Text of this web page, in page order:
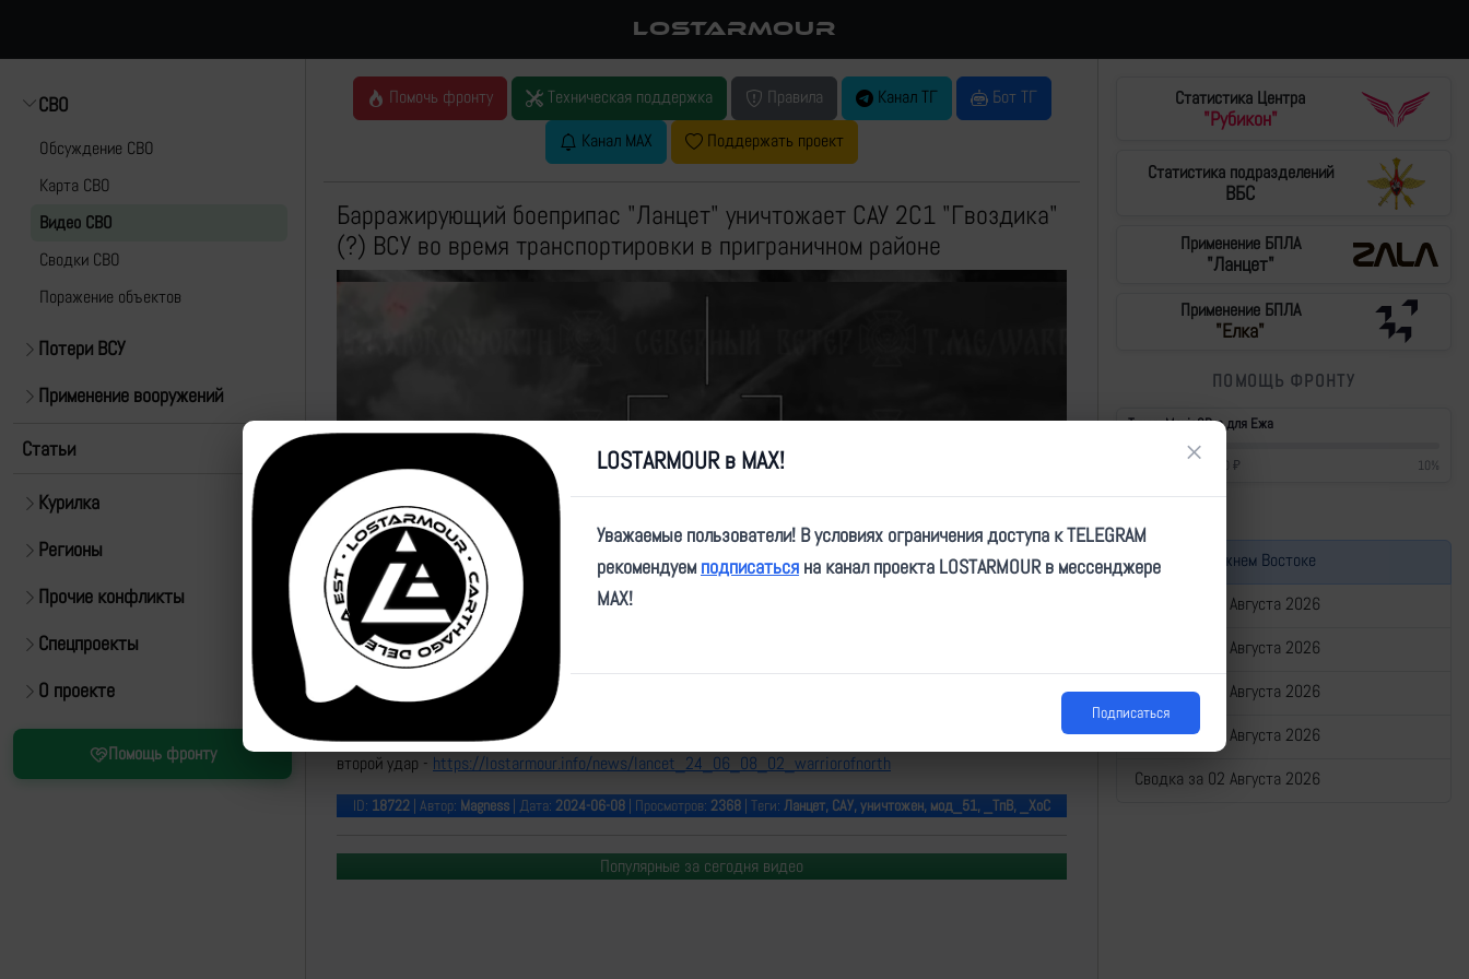
LOSTARMOUR
СВО
Обсуждение СВО
Карта СВО
Видео СВО
Cводки СВО
Поражение объектов
Потери ВСУ
Применение вооружений
Статьи
Курилка
Регионы
Прочие конфликты
Спецпроекты
О проекте
Помощь фронту
Помочь фронту Техническая поддержка Правила Канал ТГ
Бот ТГ
Канал MAX
Поддержать проект
Барражирующий боеприпас "Ланцет" уничтожает САУ 2С1 "Гвоздика"
(?) ВСУ во время транспортировки в приграничном районе
Play
Video
https://t.me/warriorofnorth/837Ф
второй удар - https://lostarmour.info/news/lancet_24_06_08_02_warriorofnorth
ID: 18722 | Автор: Magness | Дата: 2024-06-08 | Просмотров: 2368 | Теги: Ланцет, САУ, уничтожен, мод_51, _ТпВ, _ХоС
Популярные за сегодня видео
Статистика Центра
"Рубикон"
Статистика подразделений
ВБС
Применение БПЛА
"Ланцет"
Применение БПЛА
"Елка"
ПОМОЩЬ ФРОНТУ
Тушки Mavic3Pro для Ежа
430 000 ₽ 10%
Война на Ближнем Востоке
Сводка за 06 Августа 2026
Сводка за 05 Августа 2026
Сводка за 04 Августа 2026
Сводка за 03 Августа 2026
Сводка за 02 Августа 2026
LOSTARMOUR в MAX! ×
Уважаемые пользователи! В условиях ограничения доступа к TELEGRAM
рекомендуем подписаться на канал проекта LOSTARMOUR в мессенджере
MAX!
Подписаться